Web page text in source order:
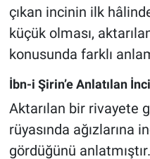
çıkan incinin ilk
küçük olması,
konusunda farklı
İbn-i Şirin’e Anlatılan
Aktarılan bir rivayete
rüyasında ağızlarına
gördüğünü